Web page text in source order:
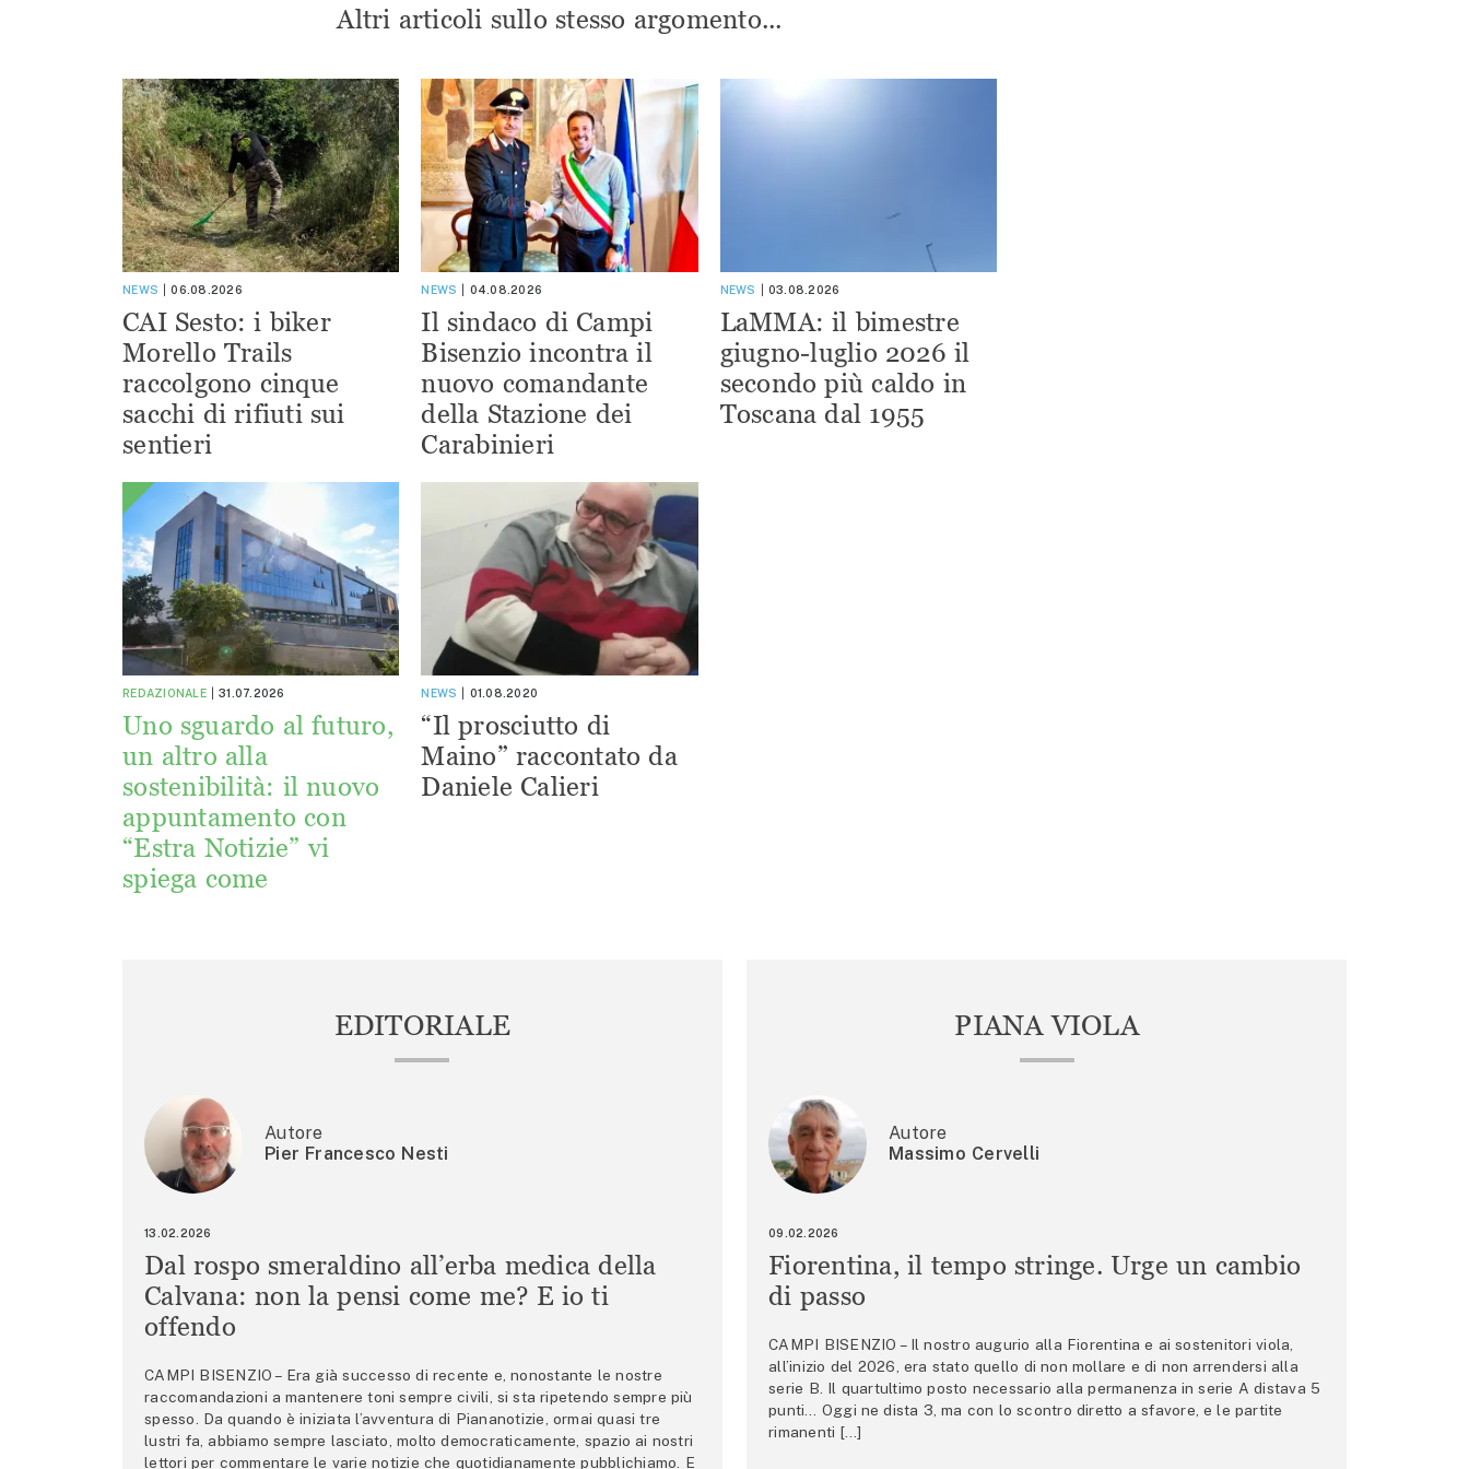
Altri articoli sullo stesso argomento...
NEWS 06.08.2026
CAI Sesto: i biker
Morello Trails
raccolgono cinque
sacchi di rifiuti sui
sentieri
NEWS 04.08.2026
Il sindaco di Campi
Bisenzio incontra il
nuovo comandante
della Stazione dei
Carabinieri
NEWS 03.08.2026
LaMMA: il bimestre
giugno-luglio 2026 il
secondo più caldo in
Toscana dal 1955
REDAZIONALE 31.07.2026
Uno sguardo al futuro,
un altro alla
sostenibilità: il nuovo
appuntamento con
“Estra Notizie” vi
spiega come
NEWS 01.08.2020
“Il prosciutto di
Maino” raccontato da
Daniele Calieri
EDITORIALE
Autore
Pier Francesco Nesti
13.02.2026
Dal rospo smeraldino all’erba medica della
Calvana: non la pensi come me? E io ti
offendo
CAMPI BISENZIO – Era già successo di recente e, nonostante le nostre
raccomandazioni a mantenere toni sempre civili, si sta ripetendo sempre più
spesso. Da quando è iniziata l’avventura di Piananotizie, ormai quasi tre
lustri fa, abbiamo sempre lasciato, molto democraticamente, spazio ai nostri
lettori per commentare le varie notizie che quotidianamente pubblichiamo. E
PIANA VIOLA
Autore
Massimo Cervelli
09.02.2026
Fiorentina, il tempo stringe. Urge un cambio
di passo
CAMPI BISENZIO – Il nostro augurio alla Fiorentina e ai sostenitori viola,
all’inizio del 2026, era stato quello di non mollare e di non arrendersi alla
serie B. Il quartultimo posto necessario alla permanenza in serie A distava 5
punti… Oggi ne dista 3, ma con lo scontro diretto a sfavore, e le partite
rimanenti […]